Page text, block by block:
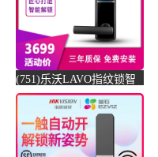
(751)乐沃LAVO指纹锁智
能锁L11电子密码锁家用防
盗大-防盗门锁(lavo乐沃旗
舰店仅售3699元)